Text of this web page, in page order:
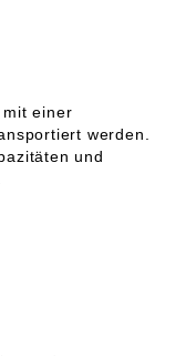
mit einer
werden.
und